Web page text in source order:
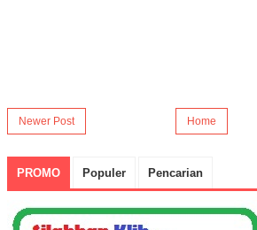
Newer Post Home
PROMO Populer Pencarian